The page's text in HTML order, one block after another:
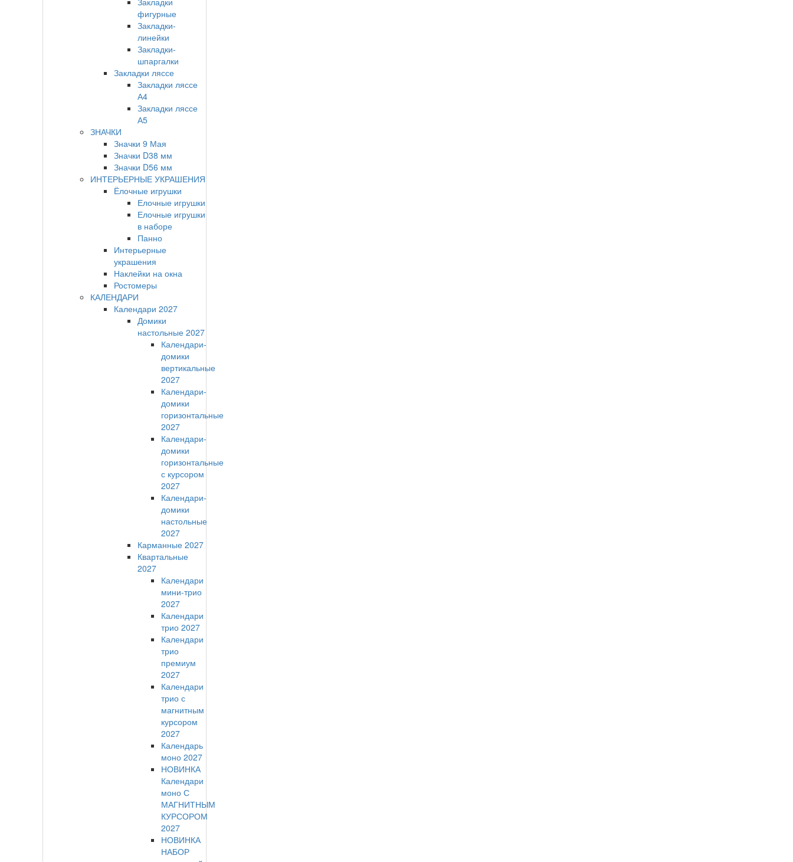
фигурные
Закладки-
линейки
Закладки-
шпаргалки
Закладки ляссе
Закладки ляссе
А4
Закладки ляссе
А5
ЗНАЧКИ
Значки 9 Мая
Значки D38 мм
Значки D56 мм
ИНТЕРЬЕРНЫЕ УКРАШЕНИЯ
Ёлочные игрушки
Елочные игрушки
Елочные игрушки
в наборе
Панно
Интерьерные
украшения
Наклейки на окна
Ростомеры
КАЛЕНДАРИ
Календари 2027
Домики
настольные 2027
Календари-
домики
вертикальные
2027
Календари-
домики
горизонтальные
2027
Календари-
домики
горизонтальные
с курсором
2027
Календари-
домики
настольные
2027
Карманные 2027
Квартальные
2027
Календари
мини-трио
2027
Календари
трио 2027
Календари
трио
премиум
2027
Календари
трио с
магнитным
курсором
2027
Календарь
моно 2027
НОВИНКА
Календари
моно С
МАГНИТНЫМ
КУРСОРОМ
2027
НОВИНКА
НАБОР